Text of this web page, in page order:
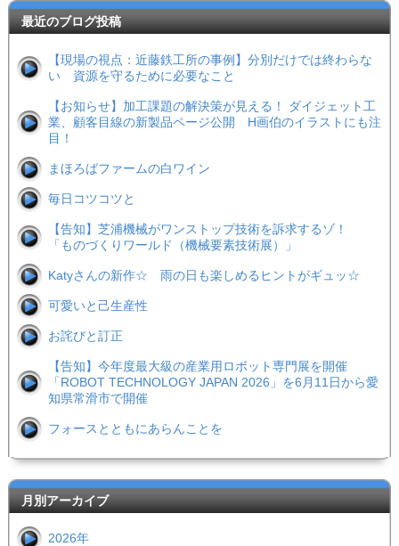
最近のブログ投稿
【現場の視点：近藤鉄工所の事例】分別だけでは終わらな
い 資源を守るために必要なこと
【お知らせ】加工課題の解決策が見える！ ダイジェット工
業、顧客目線の新製品ページ公開 H画伯のイラストにも注
目！
まほろばファームの白ワイン
毎日コツコツと
【告知】芝浦機械がワンストップ技術を訴求するゾ！
「ものづくりワールド（機械要素技術展）」
Katyさんの新作☆ 雨の日も楽しめるヒントがギュッ☆
可愛いと己生産性
お詫びと訂正
【告知】今年度最大級の産業用ロボット専門展を開催
「ROBOT TECHNOLOGY JAPAN 2026」を6月11日から愛
知県常滑市で開催
フォースとともにあらんことを
月別アーカイブ
2026年